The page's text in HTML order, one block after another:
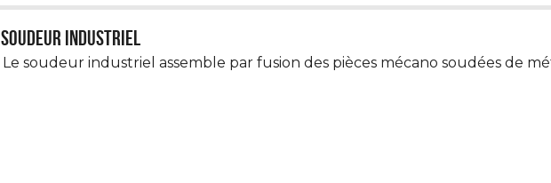
Soudeur industriel
Le soudeur industriel assemble par fusion des pièces mécano soudées de